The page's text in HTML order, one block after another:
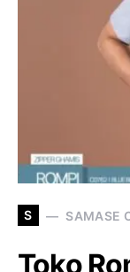
S SAMASE
Toko